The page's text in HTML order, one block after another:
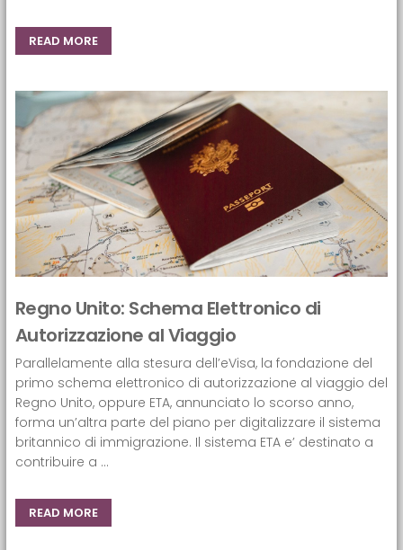
READ MORE
Regno Unito: Schema Elettronico di
Autorizzazione al Viaggio
Parallelamente alla stesura dell’eVisa, la fondazione del
primo schema elettronico di autorizzazione al viaggio del
Regno Unito, oppure ETA, annunciato lo scorso anno,
forma un’altra parte del piano per digitalizzare il sistema
britannico di immigrazione. Il sistema ETA e’ destinato a
contribuire a ...
READ MORE